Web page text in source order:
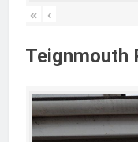
« ‹
Teignmouth